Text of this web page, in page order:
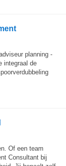
planning -
integraal de
Of een team
Consultant bij